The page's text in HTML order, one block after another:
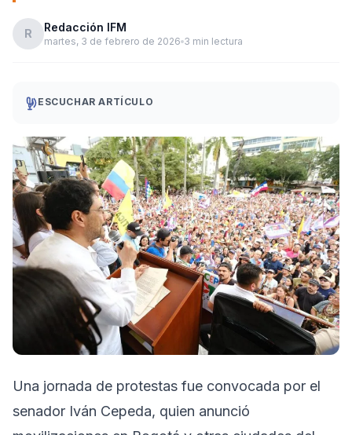
R Redacción IFM
martes, 3 de febrero de 2026 3 min lectura
ESCUCHAR ARTÍCULO
Una jornada de protestas fue convocada por el
senador Iván Cepeda, quien anunció